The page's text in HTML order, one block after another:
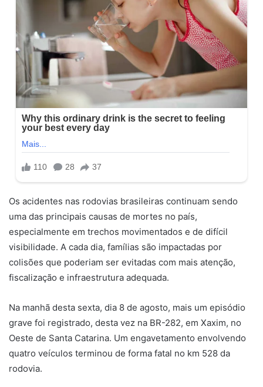
Os acidentes nas rodovias brasileiras continuam sendo
uma das principais causas de mortes no país,
especialmente em trechos movimentados e de difícil
visibilidade. A cada dia, famílias são impactadas por
colisões que poderiam ser evitadas com mais atenção,
fiscalização e infraestrutura adequada.
Na manhã desta sexta, dia 8 de agosto, mais um episódio
grave foi registrado, desta vez na BR-282, em Xaxim, no
Oeste de Santa Catarina. Um engavetamento envolvendo
quatro veículos terminou de forma fatal no km 528 da
rodovia.